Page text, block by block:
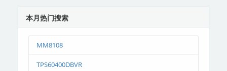
本月热门搜索
MM8108
TPS60400DBVR